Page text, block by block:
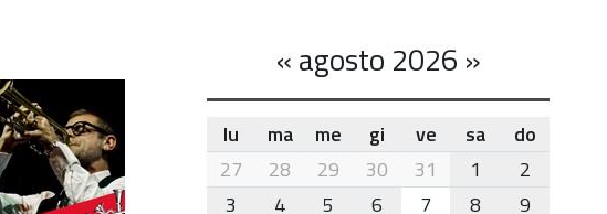
«agosto 2026 »
month-
8
lu ma me gi ve sa
do
27
28 29 30 31 1
2
3
4 5 6 7 8
9